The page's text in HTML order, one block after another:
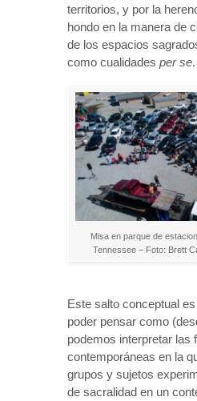
territorios, y por la
hondo en la manera de
de los espacios
como cualidades per se.
Misa en parque de
Tennessee – Foto: Brett
Este salto conceptual
poder pensar como
podemos interpretar las
contemporáneas en la
grupos y sujetos
de sacralidad en un